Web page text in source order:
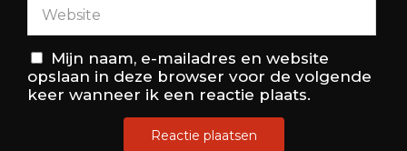
Mijn naam, e-mailadres en website
opslaan in deze browser voor de volgende
keer wanneer ik een reactie plaats.